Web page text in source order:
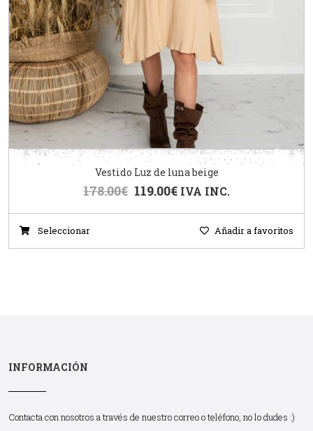
Vestido Luz de luna beige
178.00€ 119.00€ IVA INC.
Seleccionar Añadir a favoritos
INFORMACIÓN
Contacta con nosotros a través de nuestro correo o teléfono, no lo dudes :)